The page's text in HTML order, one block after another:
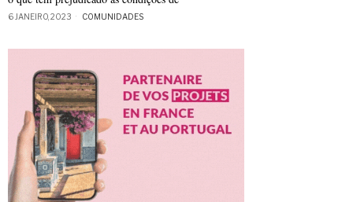
6 JANEIRO, 2023 COMUNIDADES